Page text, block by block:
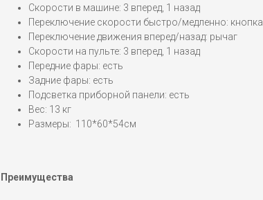
Скорости в машине: 3 вперед, 1 назад
Переключение скорости быстро/медленно: кнопка
Переключение движения вперед/назад: рычаг
Скорости на пульте: 3 вперед, 1 назад
Передние фары: есть
Задние фары: есть
Подсветка приборной панели: есть
Вес: 13 кг
Размеры: 110*60*54см
Преимущества